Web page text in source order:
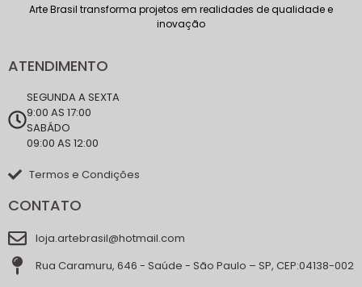
Arte Brasil transforma projetos em realidades de qualidade e
inovação
ATENDIMENTO
SEGUNDA A SEXTA
9:00 AS 17:00
SABÁDO
09:00 AS 12:00
Termos e Condições
CONTATO
loja.artebrasil@hotmail.com
Rua Caramuru, 646 - Saúde - São Paulo – SP, CEP:04138-002